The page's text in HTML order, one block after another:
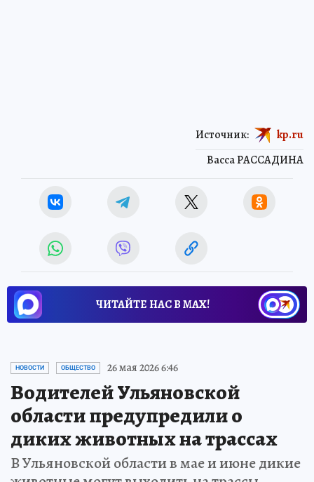
Васса РАССАДИНА
Источник: kp.ru
ЧИТАЙТЕ НАС В МАХ!
НОВОСТИ ОБЩЕСТВО 26 мая 2026 6:46
Водителей Ульяновской
области предупредили о
диких животных на трассах
В Ульяновской области в мае и июне дикие